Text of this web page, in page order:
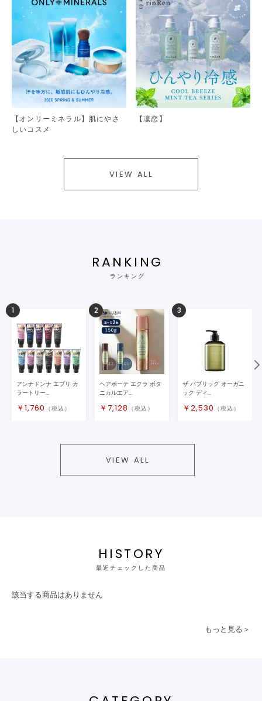
【オンリーミネラル】肌にやさ
しいコスメ
【凜恋】
VIEW ALL
RANKING
ランキング
1
アンナドンナ エブリ カ
ラートリー...
￥ 1,760 （税込）
2
ヘアボーテ エクラ ボタ
ニカルエア...
￥ 7,128 （税込）
3
ザ パブリック オーガニ
ック ディ...
￥ 2,530 （税込）
VIEW ALL
HISTORY
最近チェックした商品
該当する商品はありません
もっと見る＞